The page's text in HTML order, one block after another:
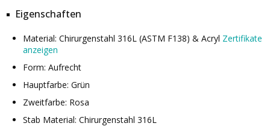
Eigenschaften
Material: Chirurgenstahl 316L (ASTM F138) & Acryl Zertifikate
anzeigen
Form: Aufrecht
Hauptfarbe: Grün
Zweitfarbe: Rosa
Stab Material: Chirurgenstahl 316L